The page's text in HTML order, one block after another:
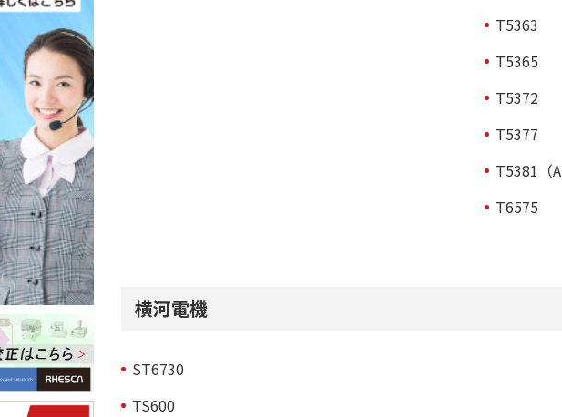
T5363
T5365
T5372
T5377
T5381（
T6575
横河電機
ST6730
TS600